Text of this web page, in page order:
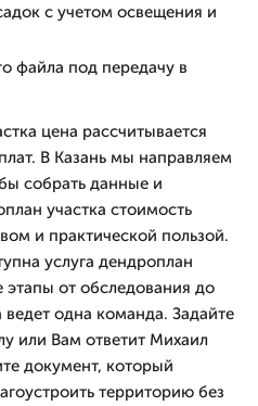
с учетом освещения и
файла под передачу в
цена рассчитывается
В Казань мы направляем
собрать данные и
участка стоимость
и практической пользой.
услуга дендроплан
этапы от обследования до
одна команда. Задайте
или Вам ответит Михаил
документ, который
территорию без